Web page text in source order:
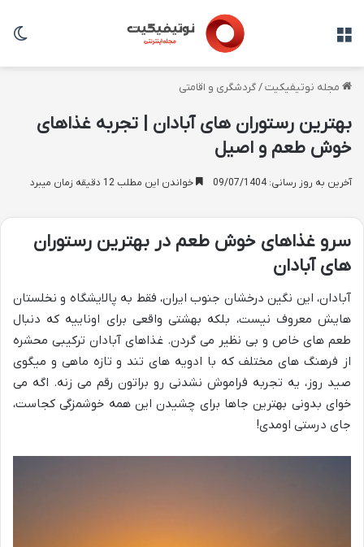
مجله نوتیفیکیت/گردشگری و اقامتی
بهترین رستوران های آبادان | تجربه غذاهای
خوش طعم و اصیل
آخرین به روز رسانی: 09/07/1404 خواندن این مطلب 12 دقیقه زمان میبرد
سرو غذاهای خوش طعم در بهترین رستوران
های آبادان
آبادان، این نگین درخشان جنوب ایران، فقط به پالایشگاه و نخلستان
هایش معروف نیست، بلکه بهشتی واقعی برای اوناییه که دنبال
طعم های خاص و بی نظیر می گردن. غذاهای آبادان ترکیبی محشره
از فرهنگ های مختلف که با ادویه های تند و تازه ماهی و میگوی
صید روز، یه تجربه فراموش نشدنی رو براتون رقم می زنه. اگه می
خوای بدونی بهترین جاها برای چشیدن این همه خوشمزگی کجاست،
جای درستی اومدی!